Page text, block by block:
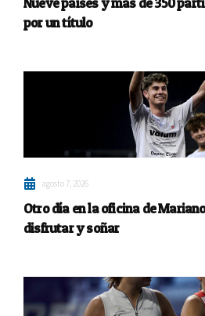
por un título
agosto 7, 2026
Otro día en la oficina de
disfrutar y soñar